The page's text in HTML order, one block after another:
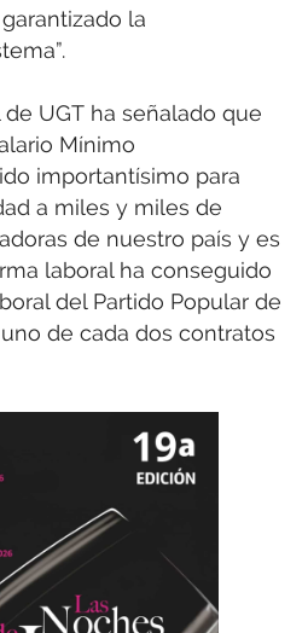
la
UGT ha señalado que
Mínimo
importantísimo para
a miles y miles de
de nuestro país y es
laboral ha conseguido
del Partido Popular de
de cada dos contratos